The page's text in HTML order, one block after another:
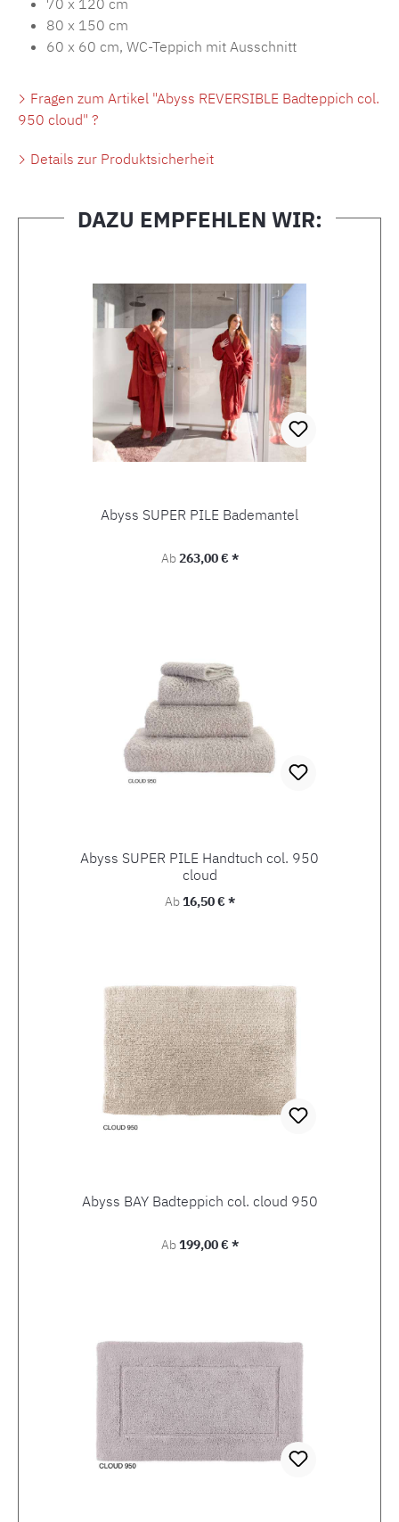
80 x 150 cm
60 x 60 cm, WC-Teppich mit Ausschnitt
Fragen zum Artikel "Abyss REVERSIBLE Badteppich col.
950 cloud" ?
Details zur Produktsicherheit
DAZU EMPFEHLEN WIR:
Abyss SUPER PILE Bademantel
Regulärer Preis:
Ab263,00 € *
Abyss SUPER PILE Handtuch col. 950
cloud
Regulärer Preis:
Ab16,50 € *
Abyss BAY Badteppich col. cloud 950
Regulärer Preis:
Ab199,00 € *